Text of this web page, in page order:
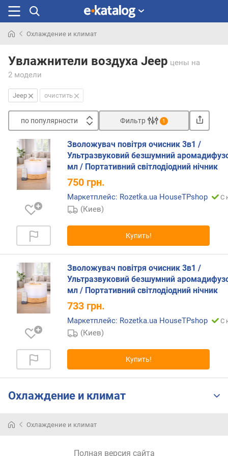
раньше
Охлаждение и климат
Увлажнители воздуха Jeep цены на
2 модели
Jeep очистить
по популярности
п
о
п
о
у
л
я
н
т
и
д
ш
х
о
Фильтр 1
Зволожувач повітря очисник 3в1 /
Ультразвуковий безшумний
мл / Портативний світлодіодний нічник
750 грн.
Маркетплейс: Rozetka.ua HouseTPshop С
(Киев)
Купить!
Зволожувач повітря очисник 3в1 /
Ультразвуковий безшумний
мл / Портативний світлодіодний нічник
733 грн.
Маркетплейс: Rozetka.ua HouseTPshop С
(Киев)
Купить!
Охлаждение и климат
Охлаждение и климат
Полная версия сайта